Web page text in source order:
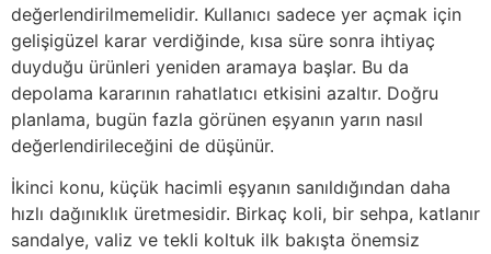
değerlendirilmemelidir. Kullanıcı sadece yer açmak için
gelişigüzel karar verdiğinde, kısa süre sonra ihtiyaç
duyduğu ürünleri yeniden aramaya başlar. Bu da
depolama kararının rahatlatıcı etkisini azaltır. Doğru
planlama, bugün fazla görünen eşyanın yarın nasıl
değerlendirileceğini de düşünür.
İkinci konu, küçük hacimli eşyanın sanıldığından daha
hızlı dağınıklık üretmesidir. Birkaç koli, bir sehpa, katlanır
sandalye, valiz ve tekli koltuk ilk bakışta önemsiz